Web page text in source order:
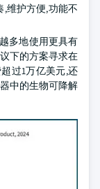
维护方便,功能不
多地使用更具有
下的方案寻求在
过1万亿美元,还
中的生物可降解